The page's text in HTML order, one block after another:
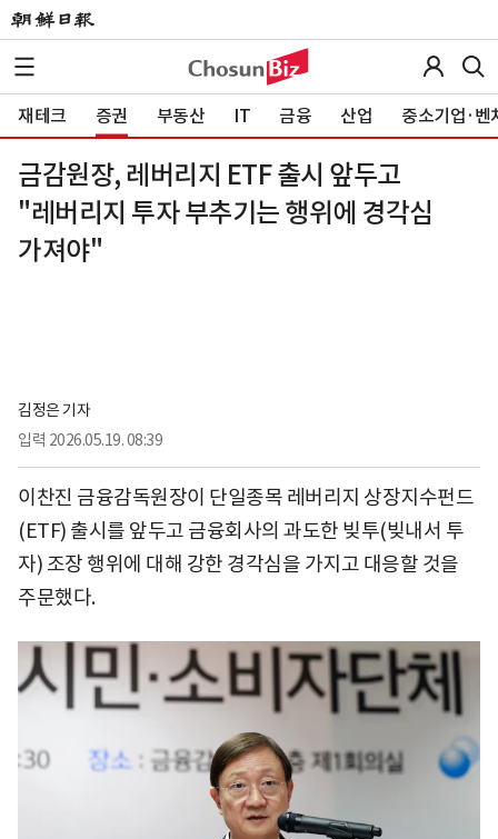
재테크 증권 부동산 IT 금융 산업 중소기업·벤
금감원장, 레버리지 ETF 출시 앞두고
"레버리지 투자 부추기는 행위에 경각심
가져야"
김정은 기자
입력 2026.05.19. 08:39
이찬진 금융감독원장이 단일종목 레버리지 상장지수펀드
(ETF) 출시를 앞두고 금융회사의 과도한 빚투(빚내서 투
자) 조장 행위에 대해 강한 경각심을 가지고 대응할 것을
주문했다.